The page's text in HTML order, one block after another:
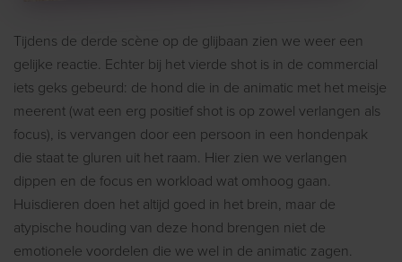
Tijdens de derde scène op de glijbaan zien we weer een
gelijke reactie. Echter bij het vierde shot is in de commercial
iets geks gebeurd: de hond die in de animatic met het meisje
meerent (wat een erg positief shot is op zowel verlangen als
focus), is vervangen door een persoon in een hondenpak
die staat te gluren uit het raam. Hier zien we verlangen
dippen en de focus en workload wat omhoog gaan.
Huisdieren doen het altijd goed in het brein, maar de
atypische houding van deze hond brengen niet de
emotionele voordelen die we wel in de animatic zagen.